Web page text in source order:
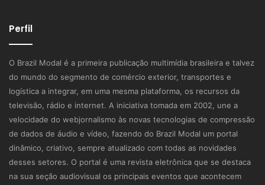
Perfil
O Brazil Modal é a primeira publicação multimídia brasileira e talvez
do mundo do segmento de comércio exterior, transportes e
logística a integrar, em uma mesma plataforma, os recursos da
televisão, rádio e internet. A iniciativa tomada em 2002, une a
velocidade do webjornalismo às novas tecnologias de compressão
de dados de áudio e vídeo, fazendo do Brazil Modal um portal
dinâmico, criativo, sempre atualizado com todas as novidades
desses setores. O portal é uma revista eletrônica que se destaca
na sua seção audiovisual os principais eventos que acontecem